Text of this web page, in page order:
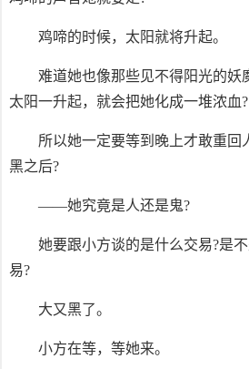
鸡啼的时候，太阳就将升起。
难道她也像那些见不得阳光的妖
太阳一升起，就会把她化成一堆浓血?
所以她一定要等到晚上才敢重回
黑之后?
——她究竟是人还是鬼?
她要跟小方谈的是什么交易?是
易?
大又黑了。
小方在等，等她来。